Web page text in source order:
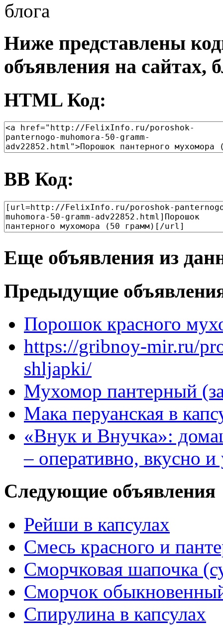
Ниже представлены
объявления на сайтах,
HTML Код:
BB Код:
Еще объявления из
Предыдущие
Порошок красного
https://gribnoy-mir.ru/
shljapki/
Мухомор пантерный
Мака перуанская в
«Внук и Внучка»:
– оперативно, вкусно и
Следующие объявления
Рейши в капсулах
Смесь красного и
Сморчковая шапочка
Сморчок
Спирулина в капсулах